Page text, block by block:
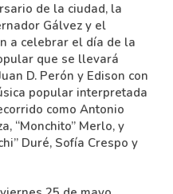
de la ciudad, la
Gálvez y el
a celebrar el día de la
que se llevará
D. Perón y Edison con
popular interpretada
como Antonio
“Monchito” Merlo, y
Duré, Sofía Crespo y